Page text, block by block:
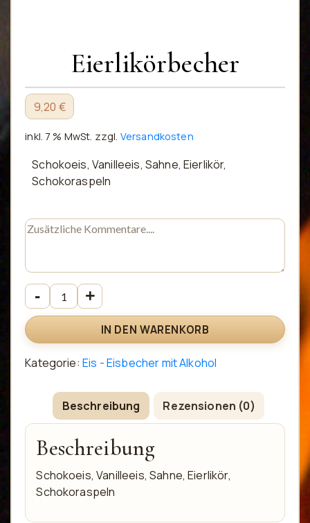
Eierlikörbecher
9,20 €
inkl. 7 % MwSt. zzgl. Versandkosten
Schokoeis, Vanilleeis, Sahne, Eierlikör,
Schokoraspeln
IN DEN WARENKORB
Kategorie: Eis - Eisbecher mit Alkohol
Beschreibung Rezensionen (0)
Beschreibung
Schokoeis, Vanilleeis, Sahne, Eierlikör,
Schokoraspeln